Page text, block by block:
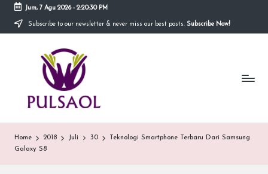
Skip
Jum, 7 Agu 2026- 2:20:30 PM
Subscribe to our newsletter & never miss our best posts. Subscribe Now!
m
a
si
menyediakan
informasi
yang
Home 2018 Juli 30
Teknologi Smartphone Terbaru Dari Samsung
Galaxy S8